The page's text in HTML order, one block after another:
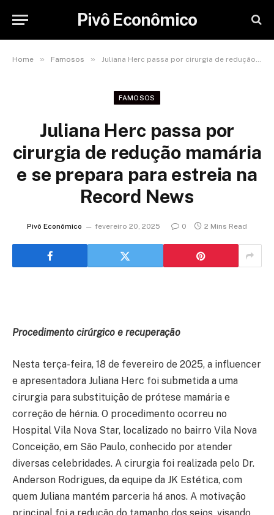
Pivô Econômico
Home » Famosos » Juliana Herc passa por cirurgia de redução mamária e se prepara para estreia na Record News
FAMOSOS
Juliana Herc passa por
cirurgia de redução mamária
e se prepara para estreia na
Record News
Pivô Econômico fevereiro 20, 2025 0 2 Mins Read
Procedimento cirúrgico e recuperação
Nesta terça-feira, 18 de fevereiro de 2025, a influencer
e apresentadora Juliana Herc foi submetida a uma
cirurgia para substituição de prótese mamária e
correção de hérnia. O procedimento ocorreu no
Hospital Vila Nova Star, localizado no bairro Vila Nova
Conceição, em São Paulo, conhecido por atender
diversas celebridades. A cirurgia foi realizada pelo Dr.
Anderson Rodrigues, da equipe da JK Estética, com
quem Juliana mantém parceria há anos. A motivação
principal foi a redução do tamanho dos seios, visando